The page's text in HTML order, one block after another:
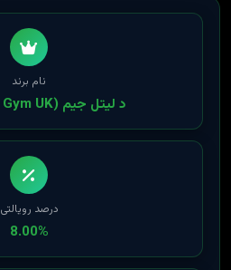
نام برند
د لیتل جیم (The Little Gym UK)
درصد رویالتی
8.00%